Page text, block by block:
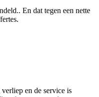
En dat tegen een nette
en de service is